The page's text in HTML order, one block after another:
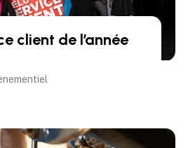
client de l’année